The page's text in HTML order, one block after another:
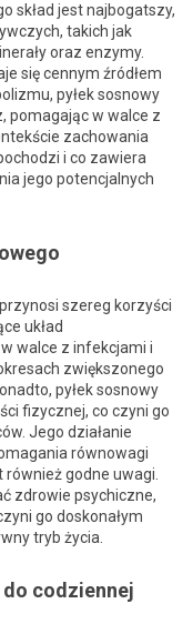
skład jest najbogatszy,
takich jak
oraz enzymy.
się cennym źródłem
pyłek sosnowy
pomagając w walce z
zachowania
i co zawiera
jego potencjalnych
szereg korzyści
układ
walce z infekcjami i
zwiększonego
pyłek sosnowy
fizycznej, co czyni go
Jego działanie
równowagi
również godne uwagi.
zdrowie psychiczne,
go doskonałym
tryb życia.
do codziennej